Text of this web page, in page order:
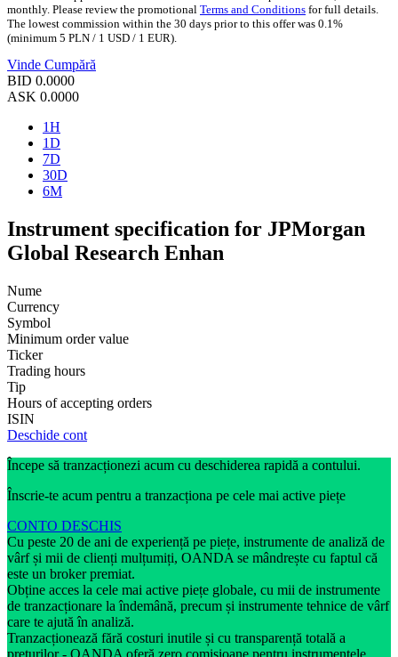
monthly. Please review the promotional Terms and Conditions for full details.
The lowest commission within the 30 days prior to this offer was 0.1%
(minimum 5 PLN / 1 USD / 1 EUR).
Vinde Cumpără
BID 0.0000
ASK 0.0000
1H
1D
7D
30D
6M
Instrument specification for JPMorgan
Global Research Enhan
Nume
Currency
Symbol
Minimum order value
Ticker
Trading hours
Tip
Hours of accepting orders
ISIN
Deschide cont
Începe să tranzacționezi acum cu deschiderea rapidă a contului.
Înscrie-te acum pentru a tranzacționa pe cele mai active piețe
CONTO DESCHIS
Cu peste 20 de ani de experiență pe piețe, instrumente de analiză de
vârf și mii de clienți mulțumiți, OANDA se mândrește cu faptul că
este un broker premiat.
Obține acces la cele mai active piețe globale, cu mii de instrumente
de tranzacționare la îndemână, precum și instrumente tehnice de vârf
care te ajută în analiză.
Tranzacționează fără costuri inutile și cu transparență totală a
prețurilor - OANDA oferă zero comisioane pentru instrumentele